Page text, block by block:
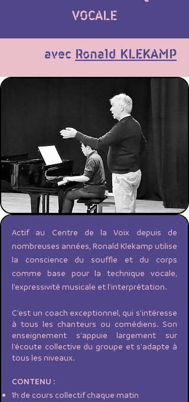
VOCALE
avec Ronald KLEKAMP
Actif au Centre de la Voix depuis de
nombreuses années, Ronald Klekamp utilise
la conscience du souffle et du corps
comme base pour la technique vocale,
l'expressivité musicale et l'interprétation.
C'est un coach exceptionnel, qui s'intéresse
à tous les chanteurs ou comédiens. Son
enseignement s'appuie largement sur
l'écoute collective du groupe et s'adapte à
tous les niveaux.​
CONTENU :
1h de cours collectif chaque matin